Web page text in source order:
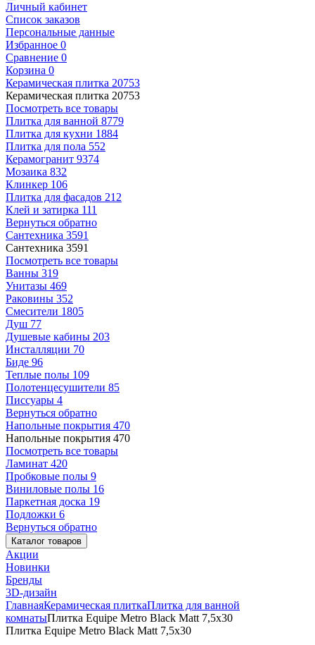
Личный кабинет
Список заказов
Персональные данные
Избранное 0
Сравнение 0
Корзина 0
Керамическая плитка 20753
Керамическая плитка 20753
Посмотреть все товары
Плитка для ванной 8779
Плитка для кухни 1884
Плитка для пола 552
Керамогранит 9374
Мозаика 832
Клинкер 106
Плитка для фасадов 212
Клей и затирка 111
Вернуться обратно
Сантехника 3591
Сантехника 3591
Посмотреть все товары
Ванны 319
Унитазы 469
Раковины 352
Смесители 1805
Душ 77
Душевые кабины 203
Инсталляции 70
Биде 96
Теплые полы 109
Полотенцесушители 85
Писсуары 4
Вернуться обратно
Напольные покрытия 470
Напольные покрытия 470
Посмотреть все товары
Ламинат 420
Пробковые полы 9
Виниловые полы 16
Паркетная доска 19
Подложки 6
Вернуться обратно
Каталог товаров
Акции
Новинки
Бренды
3D-дизайн
ГлавнаяКерамическая плиткаПлитка для ванной
комнатыПлитка Equipe Metro Black Matt 7,5x30
Плитка Equipe Metro Black Matt 7,5x30